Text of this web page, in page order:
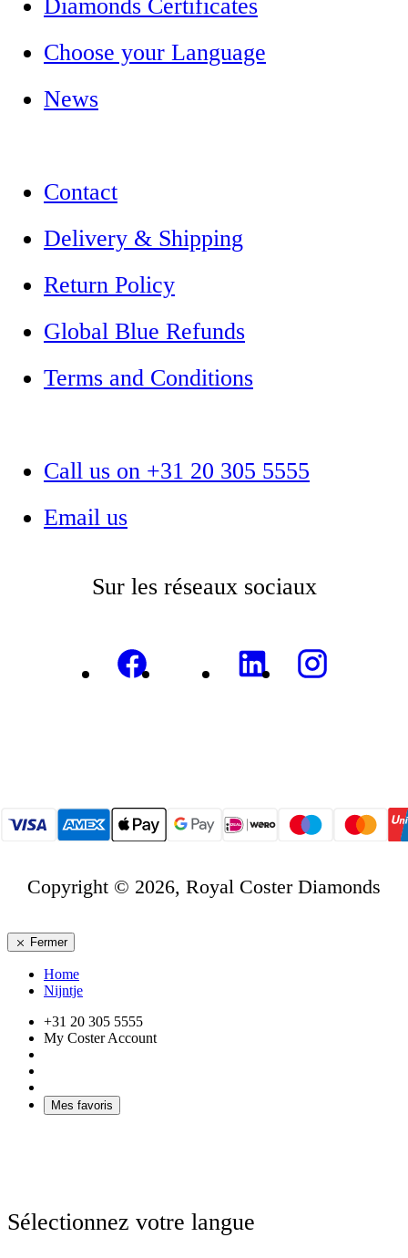
Diamonds Certificates
Choose your Language
News
Contact
Delivery & Shipping
Return Policy
Global Blue Refunds
Terms and Conditions
Call us on +31 20 305 5555
Email us
Sur les réseaux sociaux
Copyright © 2026, Royal Coster Diamonds
Fermer
Home
Nijntje
+31 20 305 5555
My Coster Account
Mes favoris
Sélectionnez votre langue